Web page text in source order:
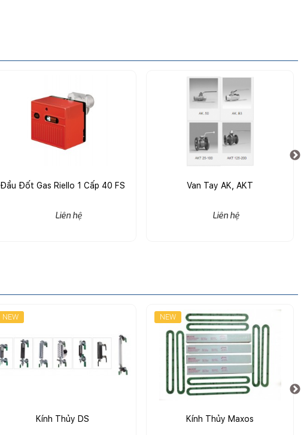
Đầu Đốt Gas Riello 1 Cấp 40 FS
Liên hệ
Van Tay AK, AKT
Liên hệ
NEW
Kính Thủy DS
NEW
Kính Thủy Maxos